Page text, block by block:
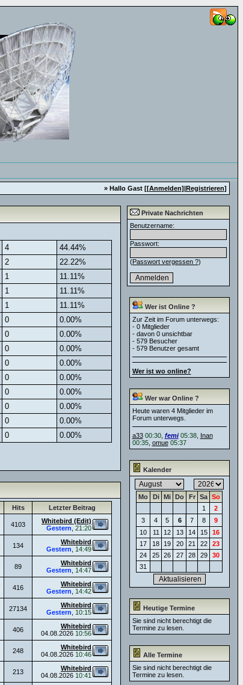
» Hallo Gast [[Anmelden]|Registrieren]
4
44.44%
2
22.22%
1
11.11%
1
11.11%
1
11.11%
0
0.00%
0
0.00%
0
0.00%
0
0.00%
0
0.00%
0
0.00%
0
0.00%
0
0.00%
0 0.00%
Hits
Letzter Beitrag
4103
Whitebird (Edit)
Gestern 21:20
134
Whitebird
Gestern
14:49
89
Whitebird
Gestern
14:47
416
Whitebird
Gestern
14:42
27134
Whitebird
Gestern
10:15
406
Whitebird
04.08.2026 10:56
248
Whitebird
04.08.2026 10:46
213
Whitebird
04.08.2026 10:41
Private Nachrichten
Benutzername:
Passwort:
(Passwort vergessen ?)
Wer ist Online ?
Zur Zeit im Forum unterwegs:
- 0 Mitglieder
- davon 0 unsichtbar
- 579 Besucher
- 579 Benutzer gesamt
Wer ist wo online?
Wer war Online ?
Heute waren 4 Mitglieder im
Forum unterwegs.
a33 00:30, femi 05:38, Inan
00:35, omue 05:37
Kalender
Mo Di Mi Do Fr Sa So
1
2
3
4 5 6 7 8
9
10
11 12 13 14 15
16
17
18 19 20 21 22
23
24
25 26 27 28 29
30
31
Heutige Termine
Sie sind nicht berechtigt die
Termine zu lesen.
Alle Termine
Sie sind nicht berechtigt die
Termine zu lesen.